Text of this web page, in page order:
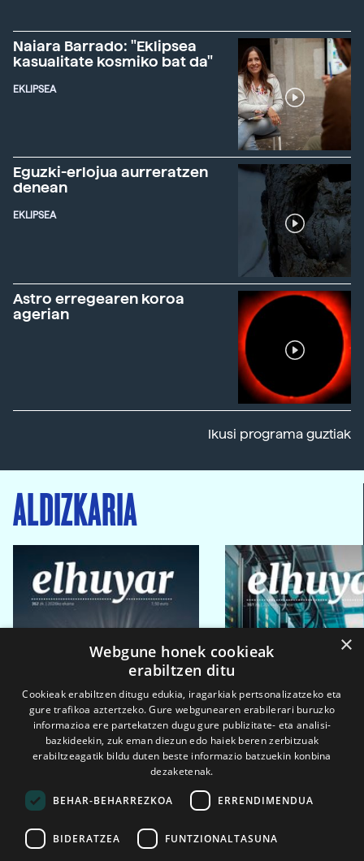
Naiara Barrado: "Eklipsea
kasualitate kosmiko bat da"
EKLIPSEA
Eguzki-erlojua aurreratzen
denean
EKLIPSEA
Astro erregearen koroa
agerian
Ikusi programa guztiak
ALDIZKARIA
2026ko eka. 1a 2026ko mar. 1a
×
Webgune honek cookieak
erabiltzen ditu
Cookieak erabiltzen ditugu edukia, iragarkiak pertsonalizatzeko eta
gure trafikoa aztertzeko. Gure webgunearen erabilerari buruzko
informazioa ere partekatzen dugu gure publizitate- eta analisi-
bazkideekin, zuk eman diezun edo haiek beren zerbitzuak
erabiltzeagatik bildu duten beste informazio batzuekin konbina
dezaketenak.
BEHAR-BEHARREZKOA ERRENDIMENDUA
BIDERATZEA FUNTZIONALTASUNA